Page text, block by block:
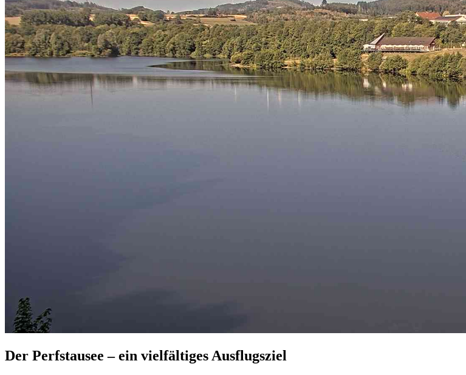
Der Perfstausee – ein vielfältiges Ausflugsziel